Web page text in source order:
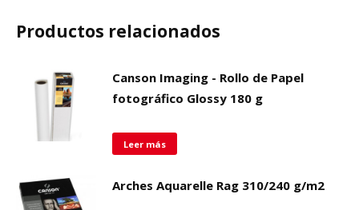
Productos relacionados
Canson Imaging - Rollo de Papel
fotográfico Glossy 180 g
Leer más
Arches Aquarelle Rag 310/240 g/m2